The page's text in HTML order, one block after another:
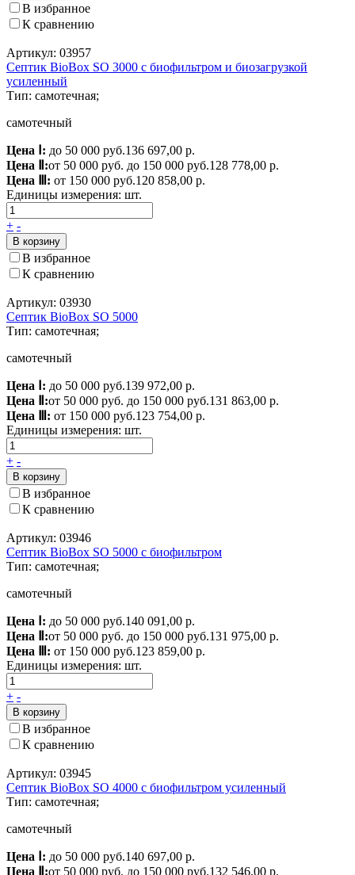
В избранное
К сравнению
Артикул: 03957
Септик BioBox SO 3000 с биофильтром и биозагрузкой
усиленный
Тип: самотечная;
самотечный
Цена Ⅰ: до 50 000 руб.136 697,00 р.
Цена Ⅱ:от 50 000 руб. до 150 000 руб.128 778,00 р.
Цена Ⅲ: от 150 000 руб.120 858,00 р.
Единицы измерения: шт.
+ -
В корзину
В избранное
К сравнению
Артикул: 03930
Септик BioBox SO 5000
Тип: самотечная;
самотечный
Цена Ⅰ: до 50 000 руб.139 972,00 р.
Цена Ⅱ:от 50 000 руб. до 150 000 руб.131 863,00 р.
Цена Ⅲ: от 150 000 руб.123 754,00 р.
Единицы измерения: шт.
+ -
В корзину
В избранное
К сравнению
Артикул: 03946
Септик BioBox SO 5000 c биофильтром
Тип: самотечная;
самотечный
Цена Ⅰ: до 50 000 руб.140 091,00 р.
Цена Ⅱ:от 50 000 руб. до 150 000 руб.131 975,00 р.
Цена Ⅲ: от 150 000 руб.123 859,00 р.
Единицы измерения: шт.
+ -
В корзину
В избранное
К сравнению
Артикул: 03945
Септик BioBox SO 4000 c биофильтром усиленный
Тип: самотечная;
самотечный
Цена Ⅰ: до 50 000 руб.140 697,00 р.
Цена Ⅱ:от 50 000 руб. до 150 000 руб.132 546,00 р.